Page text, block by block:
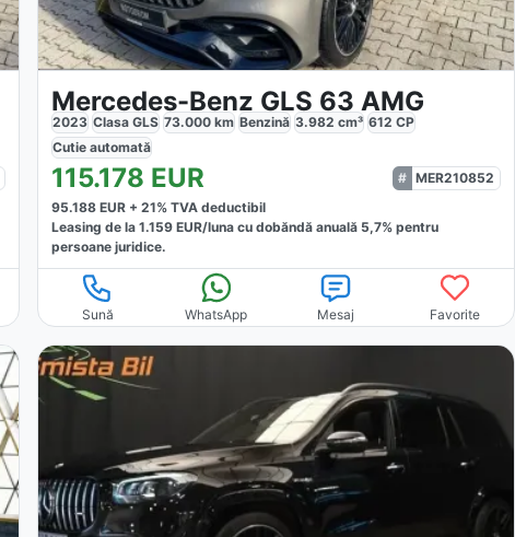
Mercedes-Benz GLS 63 AMG
2023 Clasa GLS 73.000km Benzină 3.982 cm³ 612 CP
Cutie automată
115.178 EUR
MER210852
95.188EUR + 21% TVA deductibil
Leasing de la 1.159EUR/lunacu dobăndă anuală 5,7% pentru
persoane juridice.
Sună WhatsApp Mesaj Favorite